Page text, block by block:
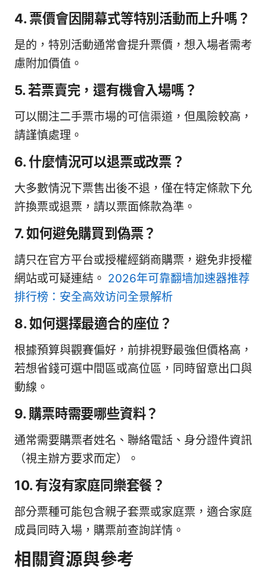
4. 票價會因開幕式等特別活動而上升嗎？
是的，特別活動通常會提升票價，想入場者需考
慮附加價值。
5. 若票賣完，還有機會入場嗎？
可以關注二手票市場的可信渠道，但風險較高，
請謹慎處理。
6. 什麼情況可以退票或改票？
大多數情況下票售出後不退，僅在特定條款下允
許換票或退票，請以票面條款為準。
7. 如何避免購買到偽票？
請只在官方平台或授權經銷商購票，避免非授權
網站或可疑連結。 2026年可靠翻墙加速器推荐
排行榜：安全高效访问全景解析
8. 如何選擇最適合的座位？
根據預算與觀賽偏好，前排視野最強但價格高，
若想省錢可選中間區或高位區，同時留意出口與
動線。
9. 購票時需要哪些資料？
通常需要購票者姓名、聯絡電話、身分證件資訊
（視主辦方要求而定）。
10. 有沒有家庭同樂套餐？
部分票種可能包含親子套票或家庭票，適合家庭
成員同時入場，購票前查詢詳情。
相關資源與參考